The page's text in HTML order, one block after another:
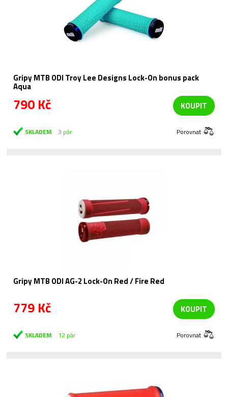
Gripy MTB ODI Troy Lee Designs Lock-On bonus pack
Aqua
790 Kč KOUPIT
SKLADEM 3 pár Porovnat
Gripy MTB ODI AG-2 Lock-On Red / Fire Red
779 Kč KOUPIT
SKLADEM 12 pár Porovnat